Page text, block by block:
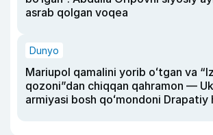
asrab qolgan voqea
Dunyo
Mariupol qamalini yorib oʻtgan va
qozoni”dan chiqqan qahramon —
armiyasi bosh qoʻmondoni Drapatiy